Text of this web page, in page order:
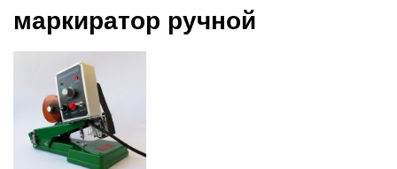
маркиратор ручной